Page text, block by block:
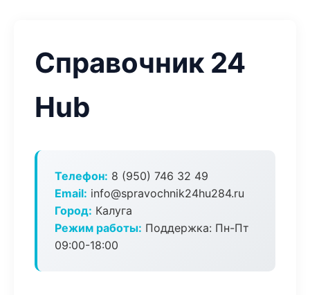
Справочник 24
Hub
Телефон: 8 (950) 746 32 49
Email: info@spravochnik24hu284.ru
Город: Калуга
Режим работы: Поддержка: Пн-Пт
09:00-18:00